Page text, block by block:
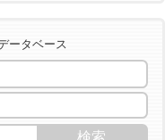
ータベース